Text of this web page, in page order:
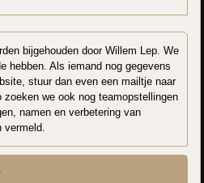
bijgehouden door Willem Lep. We
hebben. Als iemand nog gegevens
stuur dan even een mailtje naar
zoeken we ook nog teamopstellingen
namen en verbetering van
vermeld.